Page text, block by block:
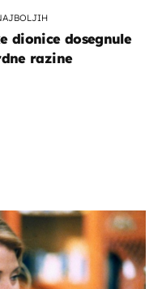
dionice dosegnule
razine